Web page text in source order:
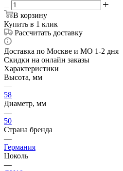
В корзину
Купить в 1 клик
Рассчитать доставку
Доставка по Москве и МО 1-2 дня
Скидки на онлайн заказы
Характеристики
Высота, мм
—
58
Диаметр, мм
—
50
Страна бренда
—
Германия
Цоколь
—